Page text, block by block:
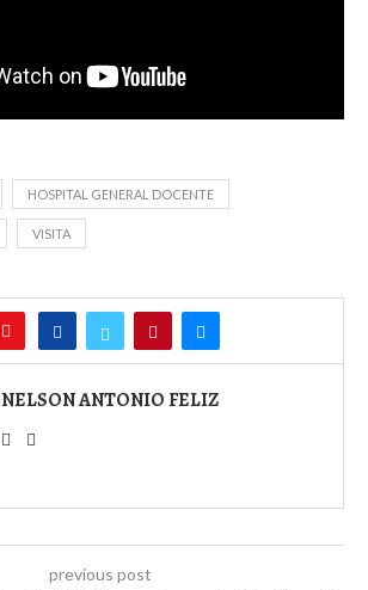
HOSPITAL GENERAL DOCENTE
VISITA
NELSON ANTONIO FELIZ
previous post